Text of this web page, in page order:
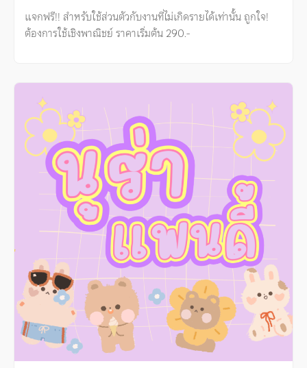
แจกฟรี!! สำหรับใช้ส่วนตัวกับงานที่ไม่เกิดรายได้เท่านั้น ถูกใจ!
ต้องการใช้เชิงพาณิชย์ ราคาเริ่มต้น 290.-